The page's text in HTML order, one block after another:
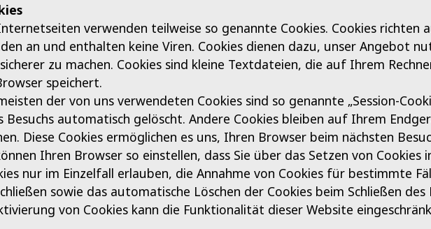
verwenden teilweise so genannte Cookies. Cookies richten
an und enthalten keine Viren. Cookies dienen dazu, unser Angebot
zu machen. Cookies sind kleine Textdateien, die auf Ihrem
speichert.
der von uns verwendeten Cookies sind so genannte „Session-
Besuchs automatisch gelöscht. Andere Cookies bleiben auf Ihrem
Diese Cookies ermöglichen es uns, Ihren Browser beim nächsten
Ihren Browser so einstellen, dass Sie über das Setzen von
nur im Einzelfall erlauben, die Annahme von Cookies für bestimmte
sowie das automatische Löschen der Cookies beim Schließen
von Cookies kann die Funktionalität dieser Website